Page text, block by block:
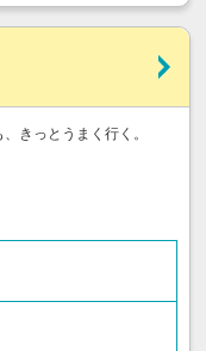
きっとうまく行く。